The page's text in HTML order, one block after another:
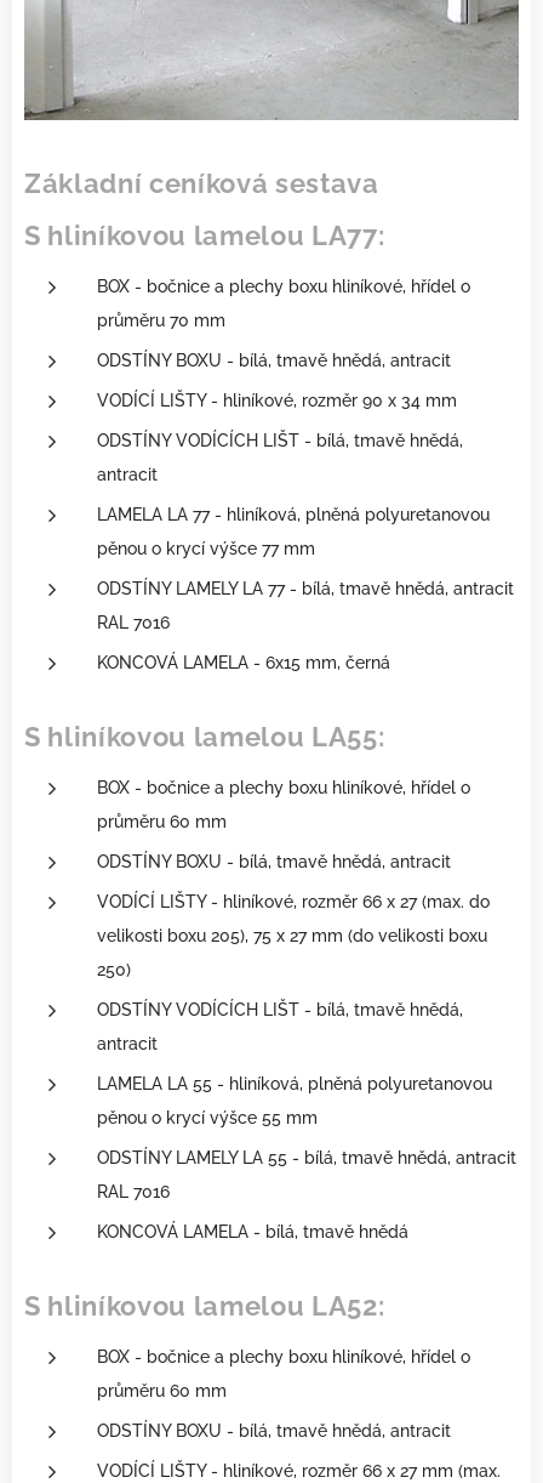
Základní ceníková sestava
S hliníkovou lamelou LA77:
BOX - bočnice a plechy boxu hliníkové, hřídel o
průměru 70 mm
ODSTÍNY BOXU - bílá, tmavě hnědá, antracit
VODÍCÍ LIŠTY - hliníkové, rozměr 90 x 34 mm
ODSTÍNY VODÍCÍCH LIŠT - bílá, tmavě hnědá,
antracit
LAMELA LA 77 - hliníková, plněná polyuretanovou
pěnou o krycí výšce 77 mm
ODSTÍNY LAMELY LA 77 - bílá, tmavě hnědá, antracit
RAL 7016
KONCOVÁ LAMELA - 6x15 mm, černá
S hliníkovou lamelou LA55:
BOX - bočnice a plechy boxu hliníkové, hřídel o
průměru 60 mm
ODSTÍNY BOXU - bílá, tmavě hnědá, antracit
VODÍCÍ LIŠTY - hliníkové, rozměr 66 x 27 (max. do
velikosti boxu 205), 75 x 27 mm (do velikosti boxu
250)
ODSTÍNY VODÍCÍCH LIŠT - bílá, tmavě hnědá,
antracit
LAMELA LA 55 - hliníková, plněná polyuretanovou
pěnou o krycí výšce 55 mm
ODSTÍNY LAMELY LA 55 - bílá, tmavě hnědá, antracit
RAL 7016
KONCOVÁ LAMELA - bílá, tmavě hnědá
S hliníkovou lamelou LA52:
BOX - bočnice a plechy boxu hliníkové, hřídel o
průměru 60 mm
ODSTÍNY BOXU - bílá, tmavě hnědá, antracit
VODÍCÍ LIŠTY - hliníkové, rozměr 66 x 27 mm (max.